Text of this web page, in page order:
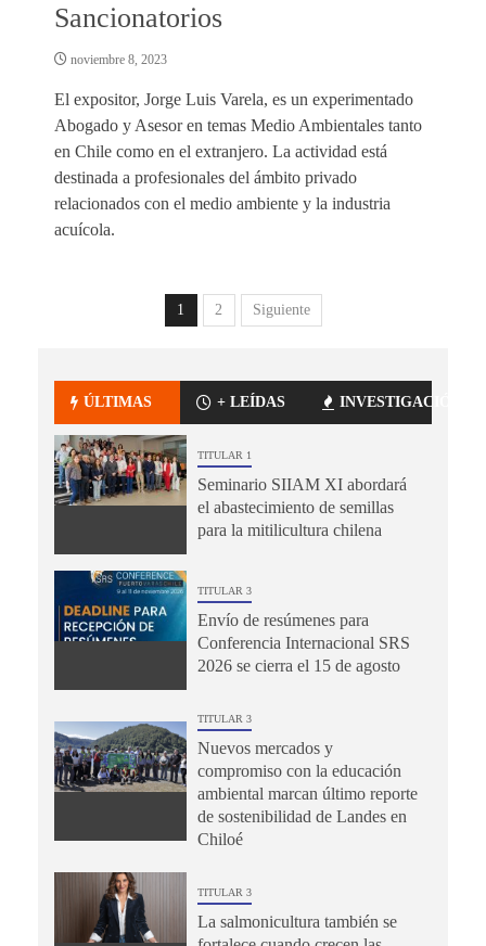
Sancionatorios
noviembre 8, 2023
El expositor, Jorge Luis Varela, es un experimentado
Abogado y Asesor en temas Medio Ambientales tanto
en Chile como en el extranjero. La actividad está
destinada a profesionales del ámbito privado
relacionados con el medio ambiente y la industria
acuícola.
1 2 Siguiente
ÚLTIMAS + LEÍDAS INVESTIGACIÓN
TITULAR 1
Seminario SIIAM XI abordará
el abastecimiento de semillas
para la mitilicultura chilena
TITULAR 3
Envío de resúmenes para
Conferencia Internacional SRS
2026 se cierra el 15 de agosto
TITULAR 3
Nuevos mercados y
compromiso con la educación
ambiental marcan último reporte
de sostenibilidad de Landes en
Chiloé
TITULAR 3
La salmonicultura también se